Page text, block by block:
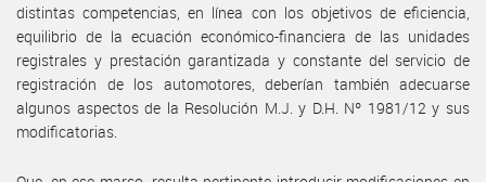
distintas competencias, en línea con los objetivos de eficiencia,
equilibrio de la ecuación económico-financiera de las unidades
registrales y prestación garantizada y constante del servicio de
registración de los automotores, deberían también adecuarse
algunos aspectos de la Resolución M.J. y D.H. Nº 1981/12 y sus
modificatorias.